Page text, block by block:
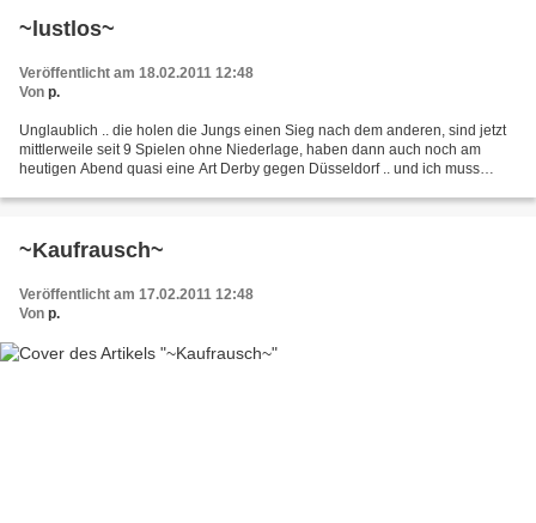
~lustlos~
Veröffentlicht am 18.02.2011 12:48
Von p.
Unglaublich .. die holen die Jungs einen Sieg nach dem anderen, sind jetzt
mittlerweile seit 9 Spielen ohne Niederlage, haben dann auch noch am
heutigen Abend quasi eine Art Derby gegen Düsseldorf .. und ich muss
~Kaufrausch~
Veröffentlicht am 17.02.2011 12:48
Von p.